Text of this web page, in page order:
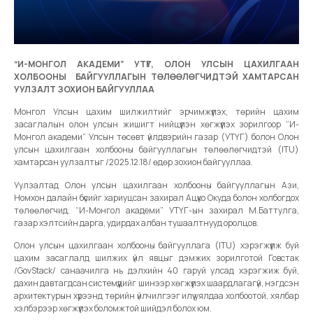
“И-МОНГОЛ АКАДЕМИ” УТҮГ, ОЛОН УЛСЫН ЦАХИЛГААН
ХОЛБООНЫ БАЙГУУЛЛАГЫН ТӨЛӨӨЛӨГЧИДТЭЙ ХАМТАРСАН
УУЛЗАЛТ ЗОХИОН БАЙГУУЛЛАА
Монгол Улсын цахим шилжилтийг эрчимжүүлэх, төрийн цахим
засаглалын олон улсын жишигт нийцүүлэн хөгжүүлэх зорилгоор “И-
Монгол академи” Улсын төсөвт үйлдвэрийн газар (УТҮГ) болон Олон
улсын цахилгаан холбооны байгууллагын төлөөлөгчидтэй (ITU)
хамтарсан уулзалтыг /2025.12.18/ өдөр зохион байгууллаа.
Уулзалтад Олон улсын цахилгаан холбооны байгууллагын Ази,
Номхон далайн бүсийг хариуцсан захирал Ацүко Окуда болон холбогдох
төлөөлөгчид, “И-Монгол академи” УТҮГ-ын захирал М.Баттулга,
газар хэлтсийн дарга, удирдах албан тушаалтнууд оролцов.
Олон улсын цахилгаан холбооны байгууллага (ITU) хэрэгжүүлж буй
цахим засаглалд шилжих үйл явцыг дэмжих зорилготой Говстак
/GovStack/ санаачилга нь дэлхийн 40 гаруй улсад хэрэгжиж буй,
дахин давтагдсан системүүдийг шинээр хөгжүүлэх шаардлагагүй, нэгдсэн
архитектурын хүрээнд төрийн үйлчилгээг илүү уялдаа холбоотой, хялбар
хэлбэрээр хөгжүүлэх боломжтой шийдэл болох юм.